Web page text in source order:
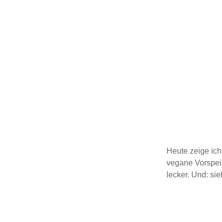
Heute zeige
vegane
lecker. Und: